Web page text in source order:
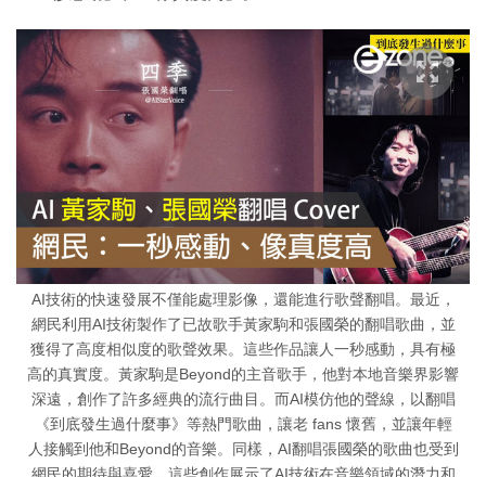
AI技術的快速發展不僅能處理影像，還能進行歌聲翻唱。最近，
網民利用AI技術製作了已故歌手黃家駒和張國榮的翻唱歌曲，並
獲得了高度相似度的歌聲效果。這些作品讓人一秒感動，具有極
高的真實度。黃家駒是Beyond的主音歌手，他對本地音樂界影響
深遠，創作了許多經典的流行曲目。而AI模仿他的聲線，以翻唱
《到底發生過什麼事》等熱門歌曲，讓老 fans 懷舊，並讓年輕
人接觸到他和Beyond的音樂。同樣，AI翻唱張國榮的歌曲也受到